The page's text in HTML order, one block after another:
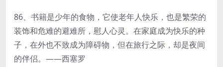
86、书籍是少年的食物，它使老年人快乐，也是繁荣的
装饰和危难的避难所，慰人心灵。在家庭成为快乐的种
子，在外也不致成为障碍物，但在旅行之际，却是夜间
的伴侣。——西塞罗